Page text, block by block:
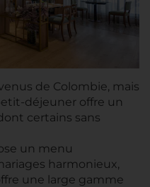
de Colombie, mais
déjeuner offre un
certains sans
un menu
harmonieux,
une large gamme